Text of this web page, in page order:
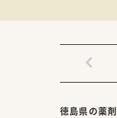
徳島県の薬